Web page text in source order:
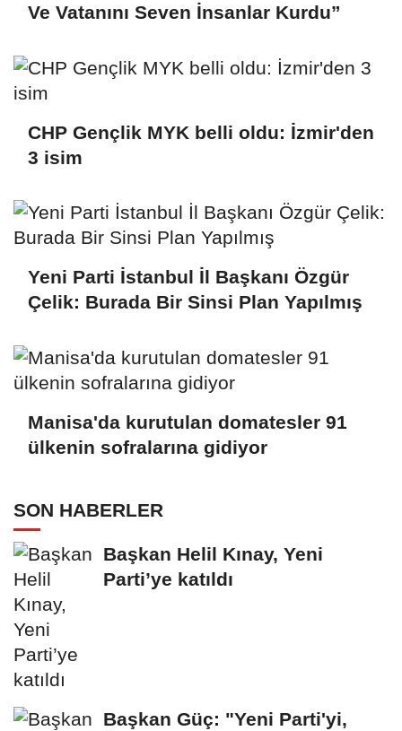
Ve Vatanını Seven İnsanlar Kurdu”
CHP Gençlik MYK belli oldu: İzmir'den
3 isim
Yeni Parti İstanbul İl Başkanı Özgür
Çelik: Burada Bir Sinsi Plan Yapılmış
Manisa'da kurutulan domatesler 91
ülkenin sofralarına gidiyor
SON HABERLER
Başkan Helil Kınay, Yeni
Parti’ye katıldı
Başkan Güç: "Yeni Parti'yi,